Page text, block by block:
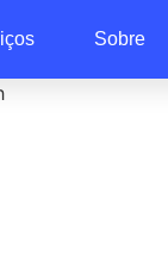
Sobre